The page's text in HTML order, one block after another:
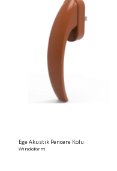
Ege Akustik Pencere Kolu
Windoform